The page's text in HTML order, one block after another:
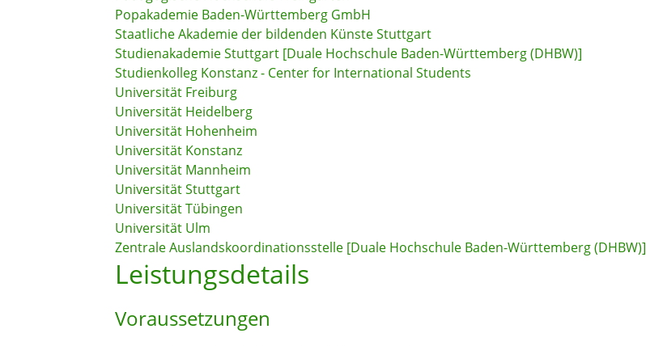
Popakademie Baden-Württemberg GmbH
Staatliche Akademie der bildenden Künste Stuttgart
Studienakademie Stuttgart [Duale Hochschule Baden-Württemberg (DHBW)]
Studienkolleg Konstanz - Center for International Students
Universität Freiburg
Universität Heidelberg
Universität Hohenheim
Universität Konstanz
Universität Mannheim
Universität Stuttgart
Universität Tübingen
Universität Ulm
Zentrale Auslandskoordinationsstelle [Duale Hochschule Baden-Württemberg (DHBW)]
Leistungsdetails
Voraussetzungen